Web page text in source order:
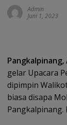
Admin
Juni 1, 2023
gelar Upacara
dipimpin
biasa disapa
Pangkalpinang.